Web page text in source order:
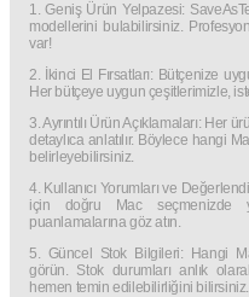
1. Geniş Ürün Yelpazesi:
modellerini bulabilirsiniz.
var!
2. İkinci El Fırsatları: Bütçenize
Her bütçeye uygun çeşitlerimizle,
3. Ayrıntılı Ürün Açıklamaları: Her
detaylıca anlatılır. Böylece hangi
belirleyebilirsiniz.
4. Kullanıcı Yorumları ve
için doğru Mac seçmenizde
puanlamalarına göz atın.
5. Güncel Stok Bilgileri: Hangi
görün. Stok durumları anlık
hemen temin edilebilirliğini bilirsiniz.